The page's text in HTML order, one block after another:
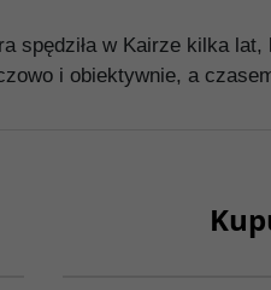
spędziła w Kairze kilka
i obiektywnie, a